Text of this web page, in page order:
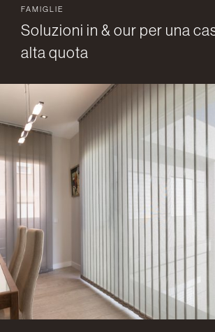
FAMIGLIE
Soluzioni in & our per una
alta quota